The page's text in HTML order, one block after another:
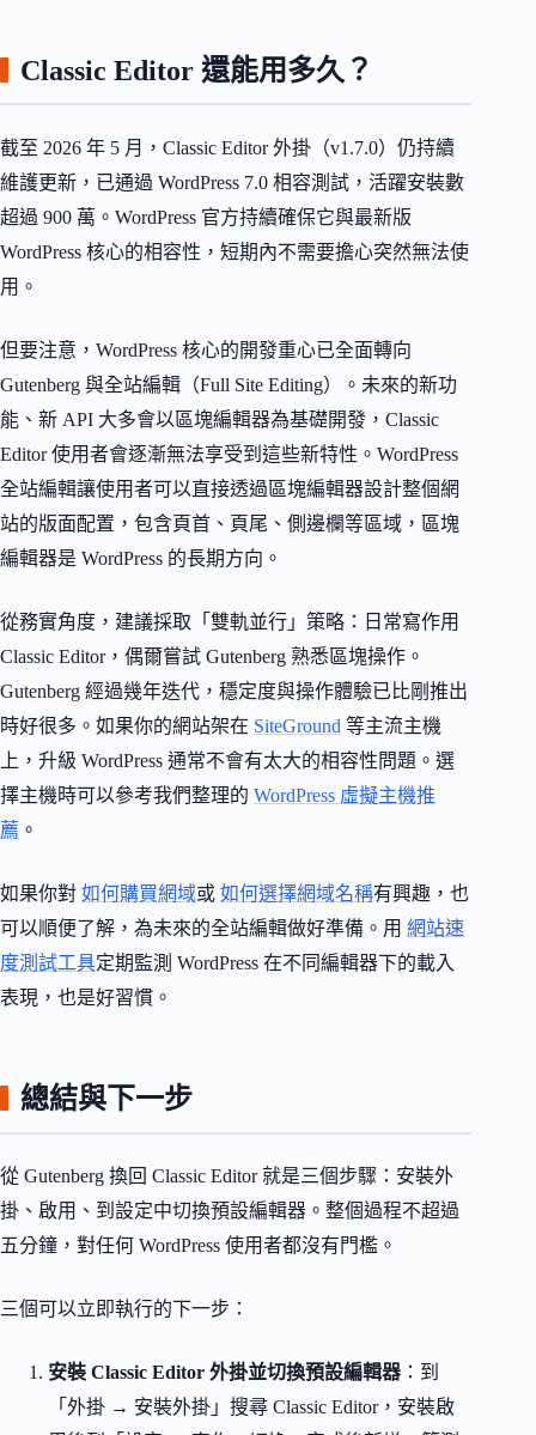
Classic Editor 還能用多久？
截至 2026 年 5 月，Classic Editor 外掛（v1.7.0）仍持續
維護更新，已通過 WordPress 7.0 相容測試，活躍安裝數
超過 900 萬。WordPress 官方持續確保它與最新版
WordPress 核心的相容性，短期內不需要擔心突然無法使
用。
但要注意，WordPress 核心的開發重心已全面轉向
Gutenberg 與全站編輯（Full Site Editing）。未來的新功
能、新 API 大多會以區塊編輯器為基礎開發，Classic
Editor 使用者會逐漸無法享受到這些新特性。WordPress
全站編輯讓使用者可以直接透過區塊編輯器設計整個網
站的版面配置，包含頁首、頁尾、側邊欄等區域，區塊
編輯器是 WordPress 的長期方向。
從務實角度，建議採取「雙軌並行」策略：日常寫作用
Classic Editor，偶爾嘗試 Gutenberg 熟悉區塊操作。
Gutenberg 經過幾年迭代，穩定度與操作體驗已比剛推出
時好很多。如果你的網站架在 SiteGround 等主流主機
上，升級 WordPress 通常不會有太大的相容性問題。選
擇主機時可以參考我們整理的 WordPress 虛擬主機推
薦 。
如果你對 如何購買網域或 如何選擇網域名稱有興趣，也
可以順便了解，為未來的全站編輯做好準備。用 網站速
度測試工具定期監測 WordPress 在不同編輯器下的載入
表現，也是好習慣。
總結與下一步
從 Gutenberg 換回 Classic Editor 就是三個步驟：安裝外
掛、啟用、到設定中切換預設編輯器。整個過程不超過
五分鐘，對任何 WordPress 使用者都沒有門檻。
三個可以立即執行的下一步：
安裝 Classic Editor 外掛並切換預設編輯器 ：到
「外掛 → 安裝外掛」搜尋 Classic Editor，安裝啟